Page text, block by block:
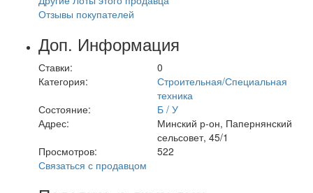
Отзывы покупателей
Доп. Информация
Ставки:
0
Категория:
Строительная/Специальная
техника
Состояние:
Б / У
Адрес:
Минский р-он, Папернянский
сельсовет, 45/1
Просмотров:
522
Связаться с продавцом